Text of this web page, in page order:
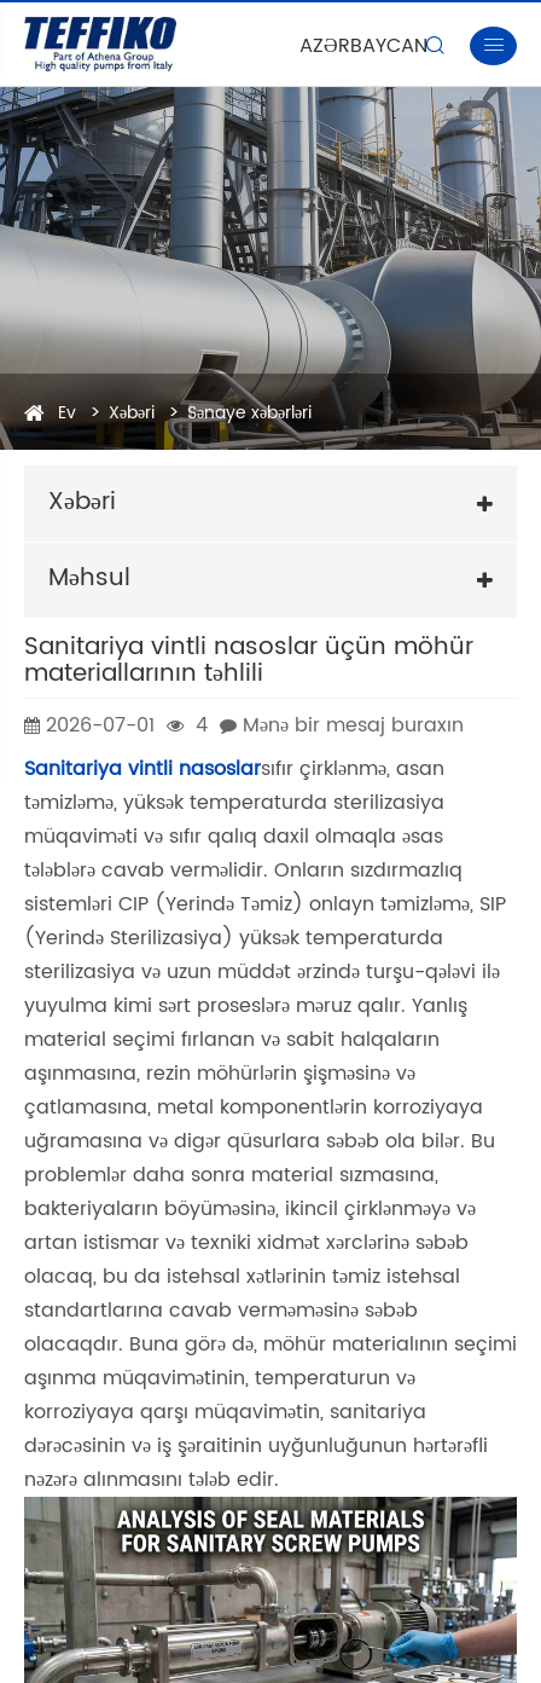
AZƏRBAYCAN 
Ev Xəbəri Sənaye xəbərləri
Xəbəri
Məhsul
Sanitariya vintli nasoslar üçün möhür
materiallarının təhlili
2026-07-01 4
Mənə bir mesaj buraxın
Sanitariya vintli nasoslarsıfır çirklənmə, asan
təmizləmə, yüksək temperaturda sterilizasiya
müqaviməti və sıfır qalıq daxil olmaqla əsas
tələblərə cavab verməlidir. Onların sızdırmazlıq
sistemləri CIP (Yerində Təmiz) onlayn təmizləmə, SIP
(Yerində Sterilizasiya) yüksək temperaturda
sterilizasiya və uzun müddət ərzində turşu-qələvi ilə
yuyulma kimi sərt proseslərə məruz qalır. Yanlış
material seçimi fırlanan və sabit halqaların
aşınmasına, rezin möhürlərin şişməsinə və
çatlamasına, metal komponentlərin korroziyaya
uğramasına və digər qüsurlara səbəb ola bilər. Bu
problemlər daha sonra material sızmasına,
bakteriyaların böyüməsinə, ikincil çirklənməyə və
artan istismar və texniki xidmət xərclərinə səbəb
olacaq, bu da istehsal xətlərinin təmiz istehsal
standartlarına cavab verməməsinə səbəb
olacaqdır. Buna görə də, möhür materialının seçimi
aşınma müqavimətinin, temperaturun və
korroziyaya qarşı müqavimətin, sanitariya
dərəcəsinin və iş şəraitinin uyğunluğunun hərtərəfli
nəzərə alınmasını tələb edir.